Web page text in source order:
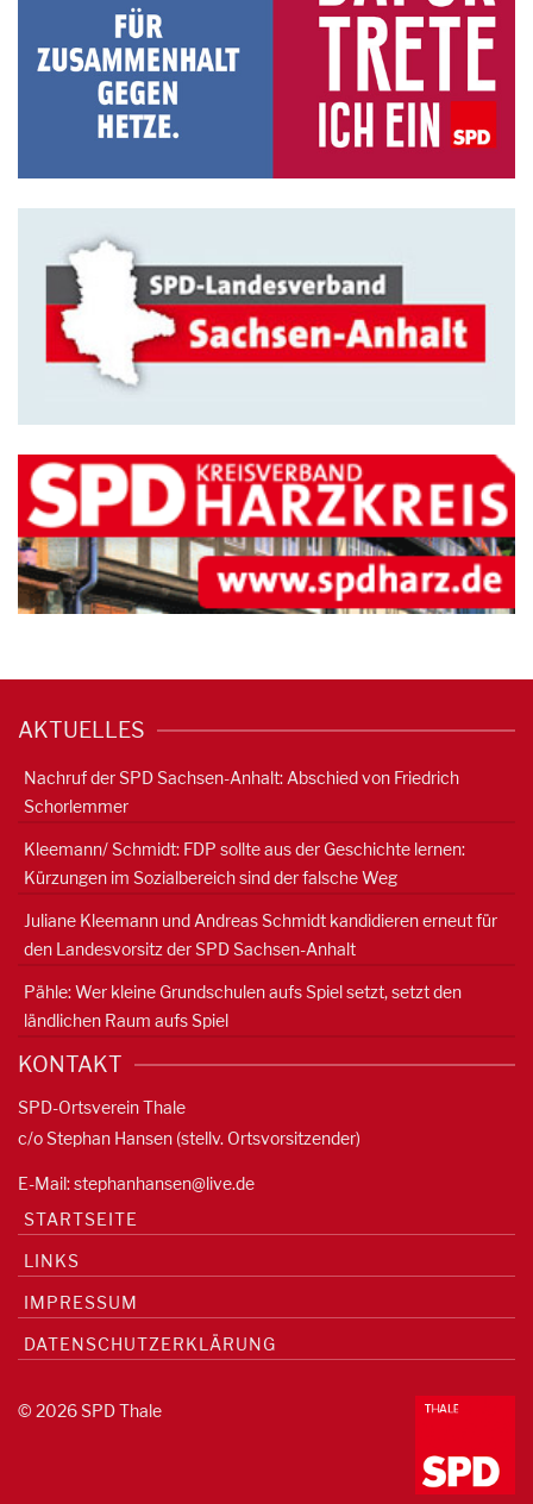
AKTUELLES
Nachruf der SPD Sachsen-Anhalt: Abschied von Friedrich
Schorlemmer
Kleemann/ Schmidt: FDP sollte aus der Geschichte lernen:
Kürzungen im Sozialbereich sind der falsche Weg
Juliane Kleemann und Andreas Schmidt kandidieren erneut für
den Landesvorsitz der SPD Sachsen-Anhalt
Pähle: Wer kleine Grundschulen aufs Spiel setzt, setzt den
ländlichen Raum aufs Spiel
KONTAKT
SPD-Ortsverein Thale
c/o Stephan Hansen (stellv. Ortsvorsitzender)
E-Mail:stephanhansen@live.de
STARTSEITE
LINKS
IMPRESSUM
DATENSCHUTZERKLÄRUNG
© 2026 SPD Thale